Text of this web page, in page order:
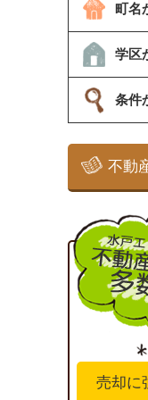
町名
学区
条件
不動
売却に